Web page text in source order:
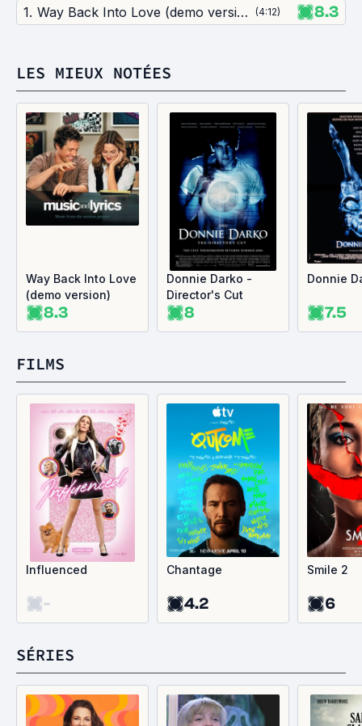
1. Way Back Into Love (demo version) (4:12) 8.3
LES MIEUX NOTÉES
Way Back Into Love
(demo version)
8.3
Donnie Darko -
Director's Cut
8
Donnie
7.5
FILMS
Influenced
-
Chantage
4.2
Smile 2
6
SÉRIES